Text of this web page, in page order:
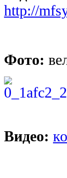
http://
Фото:
Видео: